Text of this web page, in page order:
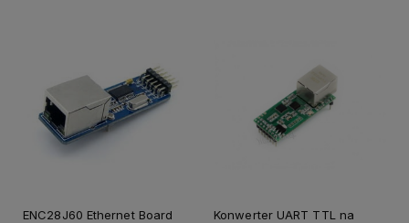
ENC28J60 Ethernet Board
Konwerter UART TTL na